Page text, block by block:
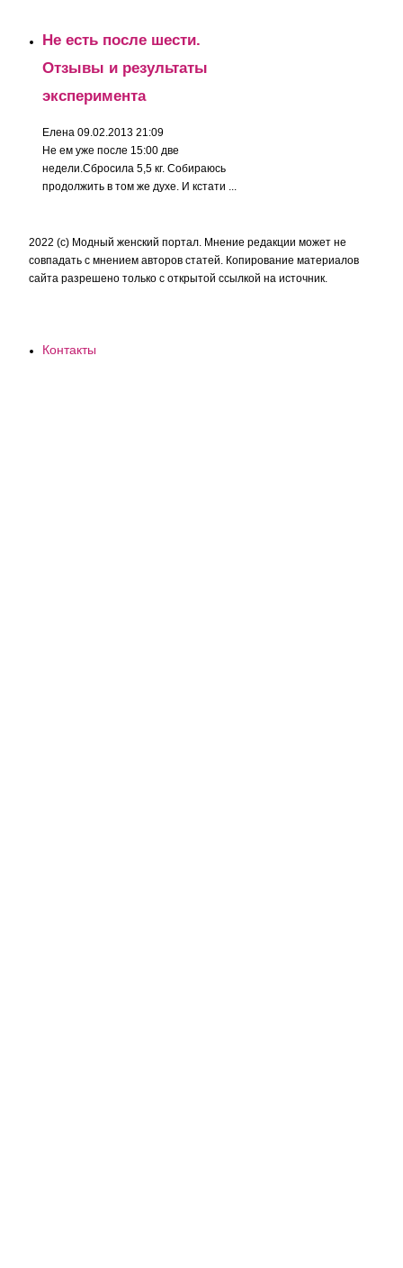
Не есть после шести.
Отзывы и результаты
эксперимента
Елена 09.02.2013 21:09
Не ем уже после 15:00 две
недели.Сбросила 5,5 кг. Собираюсь
продолжить в том же духе. И кстати ...
2022 (c) Модный женский портал. Мнение редакции может не
совпадать с мнением авторов статей. Копирование материалов
сайта разрешено только с открытой ссылкой на источник.
Контакты